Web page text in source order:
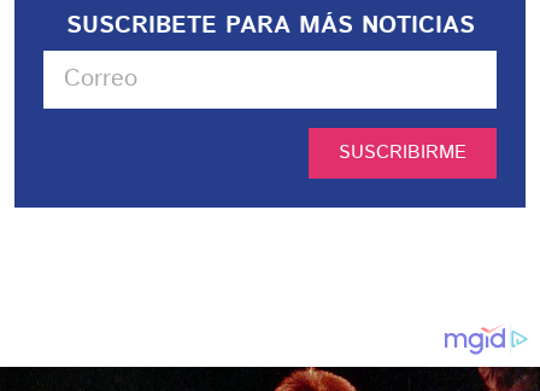
SUSCRIBETE PARA MÁS NOTICIAS
SUSCRIBIRME